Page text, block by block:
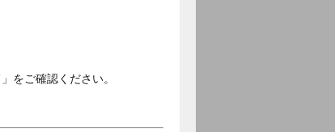
をご確認ください。